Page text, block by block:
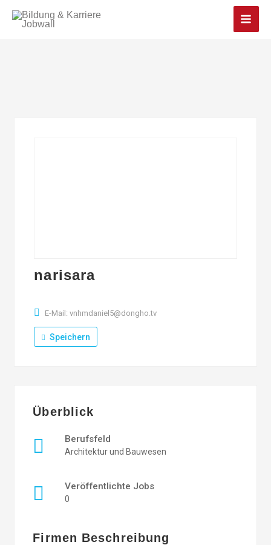
Main
narisara
E-Mail: vnhmdaniel5@dongho.tv
Speichern
Überblick
Berufsfeld
Architektur und Bauwesen
Veröffentlichte Jobs
0
Firmen Beschreibung